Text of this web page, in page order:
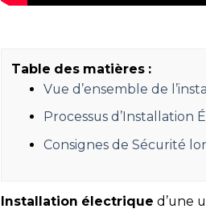
Table des matières :
Vue d’ensemble de
Processus d’Installation
Consignes de Sécurité
Installation électrique d’une